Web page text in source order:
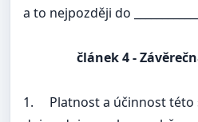
a to nejpozději do
článek4 -
1.
Platnost a účinnost této